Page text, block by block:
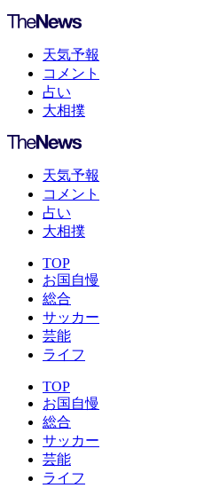
天気予報
コメント
占い
大相撲
天気予報
コメント
占い
大相撲
TOP
お国自慢
総合
サッカー
芸能
ライフ
TOP
お国自慢
総合
サッカー
芸能
ライフ